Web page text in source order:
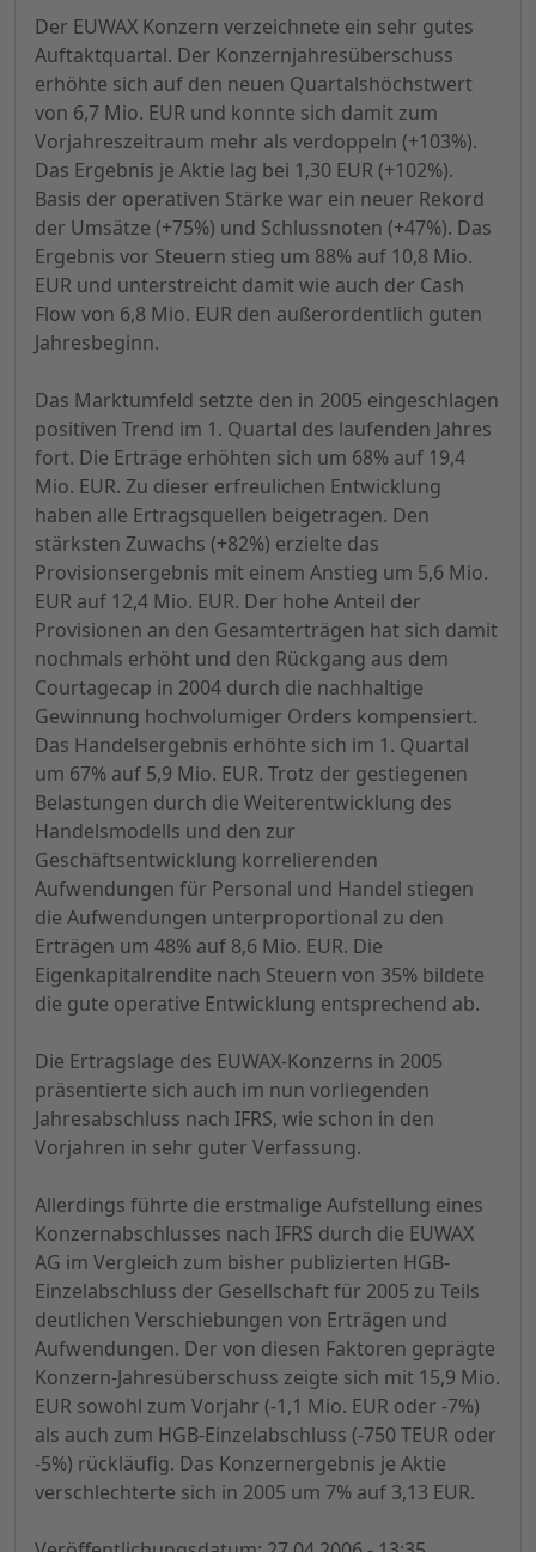
Der EUWAX Konzern verzeichnete ein sehr gutes
Auftaktquartal. Der Konzernjahresüberschuss
erhöhte sich auf den neuen Quartalshöchstwert
von 6,7 Mio. EUR und konnte sich damit zum
Vorjahreszeitraum mehr als verdoppeln (+103%).
Das Ergebnis je Aktie lag bei 1,30 EUR (+102%).
Basis der operativen Stärke war ein neuer Rekord
der Umsätze (+75%) und Schlussnoten (+47%). Das
Ergebnis vor Steuern stieg um 88% auf 10,8 Mio.
EUR und unterstreicht damit wie auch der Cash
Flow von 6,8 Mio. EUR den außerordentlich guten
Jahresbeginn.
Das Marktumfeld setzte den in 2005 eingeschlagen
positiven Trend im 1. Quartal des laufenden Jahres
fort. Die Erträge erhöhten sich um 68% auf 19,4
Mio. EUR. Zu dieser erfreulichen Entwicklung
haben alle Ertragsquellen beigetragen. Den
stärksten Zuwachs (+82%) erzielte das
Provisionsergebnis mit einem Anstieg um 5,6 Mio.
EUR auf 12,4 Mio. EUR. Der hohe Anteil der
Provisionen an den Gesamterträgen hat sich damit
nochmals erhöht und den Rückgang aus dem
Courtagecap in 2004 durch die nachhaltige
Gewinnung hochvolumiger Orders kompensiert.
Das Handelsergebnis erhöhte sich im 1. Quartal
um 67% auf 5,9 Mio. EUR. Trotz der gestiegenen
Belastungen durch die Weiterentwicklung des
Handelsmodells und den zur
Geschäftsentwicklung korrelierenden
Aufwendungen für Personal und Handel stiegen
die Aufwendungen unterproportional zu den
Erträgen um 48% auf 8,6 Mio. EUR. Die
Eigenkapitalrendite nach Steuern von 35% bildete
die gute operative Entwicklung entsprechend ab.
Die Ertragslage des EUWAX-Konzerns in 2005
präsentierte sich auch im nun vorliegenden
Jahresabschluss nach IFRS, wie schon in den
Vorjahren in sehr guter Verfassung.
Allerdings führte die erstmalige Aufstellung eines
Konzernabschlusses nach IFRS durch die EUWAX
AG im Vergleich zum bisher publizierten HGB-
Einzelabschluss der Gesellschaft für 2005 zu Teils
deutlichen Verschiebungen von Erträgen und
Aufwendungen. Der von diesen Faktoren geprägte
Konzern-Jahresüberschuss zeigte sich mit 15,9 Mio.
EUR sowohl zum Vorjahr (-1,1 Mio. EUR oder -7%)
als auch zum HGB-Einzelabschluss (-750 TEUR oder
-5%) rückläufig. Das Konzernergebnis je Aktie
verschlechterte sich in 2005 um 7% auf 3,13 EUR.